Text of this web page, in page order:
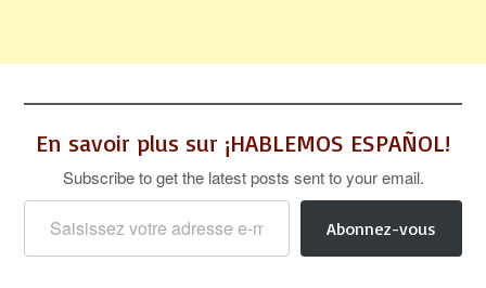
En savoir plus sur ¡HABLEMOS ESPAÑOL!
Subscribe to get the latest posts sent to your email.
Saisissez votre adresse e-mail…
Abonnez-vous